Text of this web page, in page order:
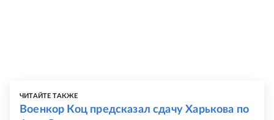
ЧИТАЙТЕ ТАКЖЕ
Военкор Коц предсказал сдачу Харькова по